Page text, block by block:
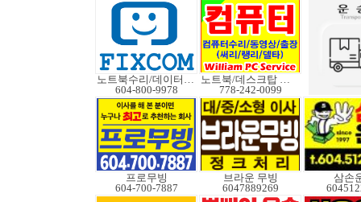
노트북수리/데이터복구
604-800-9978
노트북/데스크탑 수리
778-242-0099
프로무빙
604-700-7887
브라운 무빙
6047889269
삼손